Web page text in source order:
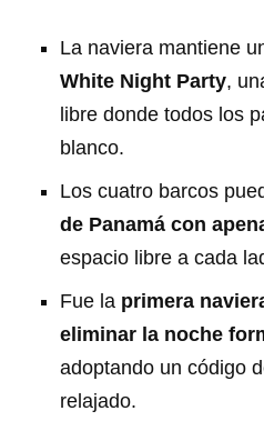
La naviera mantiene
White Night Party,
libre donde todos los
blanco.
Los cuatro barcos
de Panamá con
espacio libre a cada
Fue la primera
eliminar la noche
adoptando un código
relajado.